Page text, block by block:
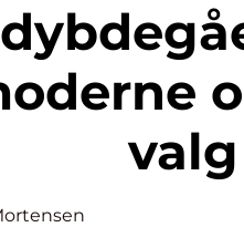
valg